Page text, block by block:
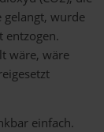
gelangt, wurde
entzogen.
wäre, wäre
einfach.